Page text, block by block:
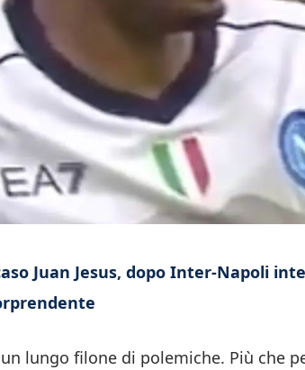
Juan Jesus, dopo Inter-Napoli
lungo filone di polemiche. Più che